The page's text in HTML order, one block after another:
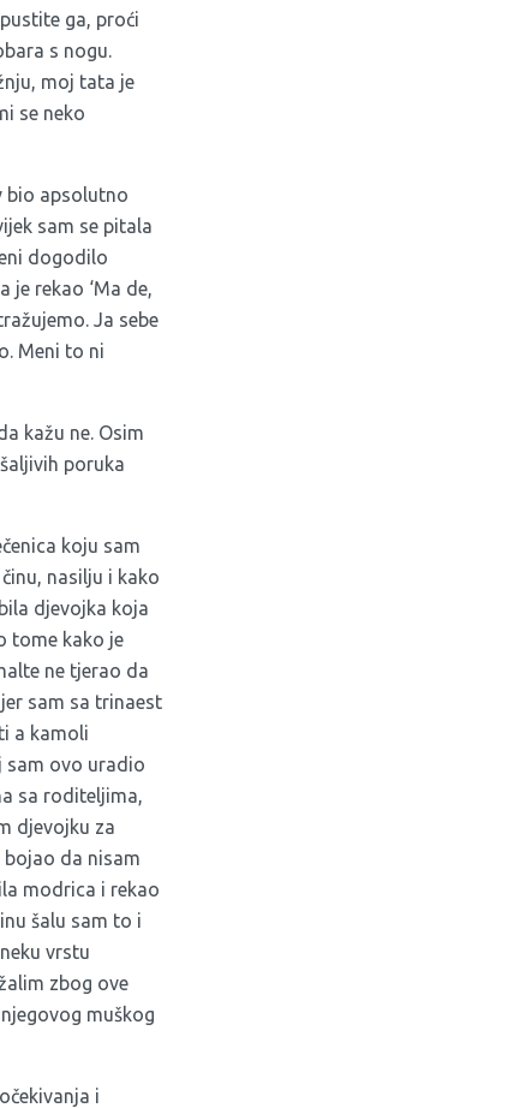
ga, proći
s nogu.
moj tata je
se neko
bio apsolutno
sam se pitala
dogodilo
rekao ‘Ma de,
Ja sebe
Meni to ni
kažu ne. Osim
poruka
koju sam
nasilju i kako
djevojka koja
tome kako je
ne tjerao da
sam sa trinaest
a kamoli
sam ovo uradio
sa roditeljima,
djevojku za
bojao da nisam
modrica i rekao
šalu sam to i
vrstu
zbog ove
muškog
i